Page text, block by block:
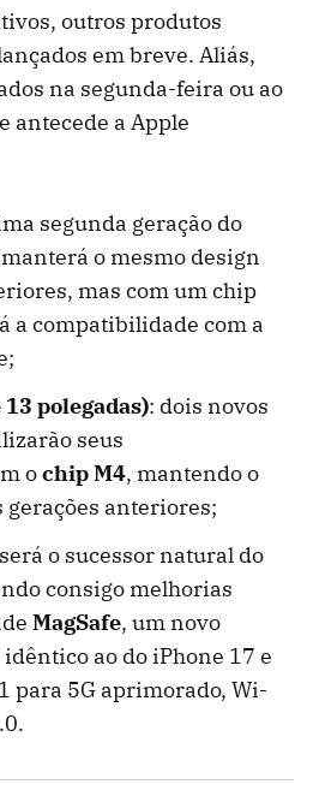
outros produtos
em breve. Aliás,
na segunda-feira ou ao
antecede a Apple
segunda geração do
o mesmo design
mas com um chip
a compatibilidade com a
polegadas): dois novos
seus
ochip M4, mantendo o
gerações anteriores;
o sucessor natural do
consigo melhorias
MagSafe, um novo
idêntico ao do iPhone 17 e
para 5G aprimorado, Wi-